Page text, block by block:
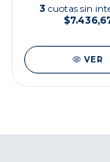
3 cuotas sin
VER